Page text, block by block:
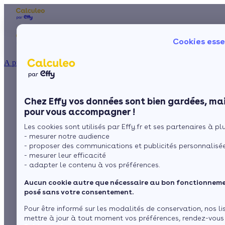
Cookies
Chez Effy vos données sont bien gardées,
pour vous accompagner !
Les cookies sont utilisés par Effy.fr et ses partenaires à
- mesurer notre audience
- proposer des communications et publicités
- mesurer leur efficacité
- adapter le contenu à vos préférences.
Aucun cookie autre que nécessaire au bon
posé sans votre consentement.
Pour être informé sur les modalités de conservation, nos
mettre à jour à tout moment vos préférences, rendez-
À propos
Ma Prime Rénov'
Le chèque énergie
La TVA réduite
L'éco-prêt à taux zéro
Trouver mes aides
Nos conseils
Sol
Fenêtres
Les isolants
multicouches minces
mais efficaces
Sommaire
Les isolants multicouches, composition et